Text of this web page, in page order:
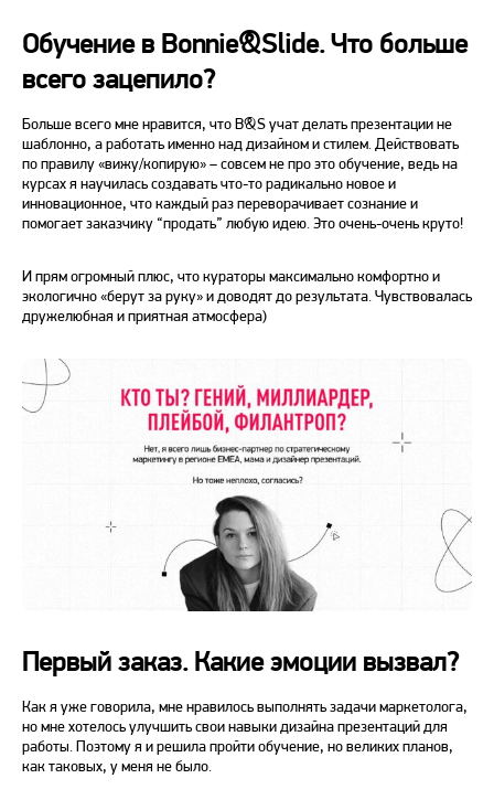
Обучение в Bonnie&Slide. Что больше
всего зацепило?
Больше всего мне нравится, что B&S учат делать презентации не
шаблонно, а работать именно над дизайном и стилем. Действовать
по правилу«вижу/копирую»– совсем не про это обучение, ведь на
курсах я научилась создавать что-то радикально новое и
инновационное, что каждый раз переворачивает сознание и
помогает заказчику “продать” любую идею. Это очень-очень круто!
И прям огромный плюс, что кураторы максимально комфортно и
экологично«берут за руку»и доводят до результата. Чувствовалась
дружелюбная и приятная атмосфера)
Первый заказ. Какие эмоции вызвал?
Как я уже говорила, мне нравилось выполнять задачи маркетолога,
но мне хотелось улучшить свои навыки дизайна презентаций для
работы. Поэтому я и решила пройти обучение, но великих планов,
как таковых, у меня не было.